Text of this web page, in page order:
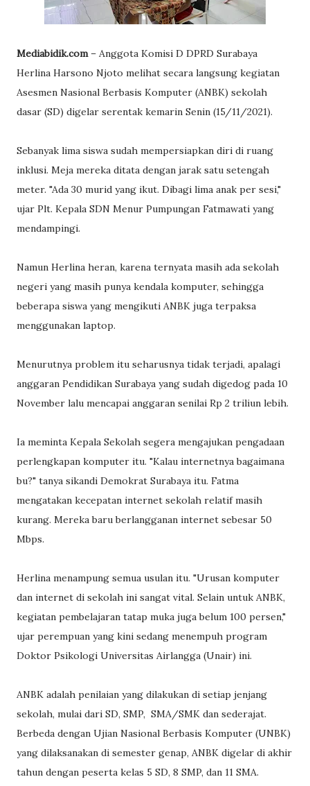
Mediabidik.com– Anggota Komisi D DPRD Surabaya
Herlina Harsono Njoto melihat secara langsung kegiatan
Asesmen Nasional Berbasis Komputer (ANBK) sekolah
dasar (SD) digelar serentak kemarin Senin (15/11/2021).
Sebanyak lima siswa sudah mempersiapkan diri di ruang
inklusi. Meja mereka ditata dengan jarak satu setengah
meter. "Ada 30 murid yang ikut. Dibagi lima anak per sesi,"
ujar Plt. Kepala SDN Menur Pumpungan Fatmawati yang
mendampingi.
Namun Herlina heran, karena ternyata masih ada sekolah
negeri yang masih punya kendala komputer, sehingga
beberapa siswa yang mengikuti ANBK juga terpaksa
menggunakan laptop.
Menurutnya problem itu seharusnya tidak terjadi, apalagi
anggaran Pendidikan Surabaya yang sudah digedog pada 10
November lalu mencapai anggaran senilai Rp 2 triliun lebih.
Ia meminta Kepala Sekolah segera mengajukan pengadaan
perlengkapan komputer itu. "Kalau internetnya bagaimana
bu?" tanya sikandi Demokrat Surabaya itu. Fatma
mengatakan kecepatan internet sekolah relatif masih
kurang. Mereka baru berlangganan internet sebesar 50
Mbps.
Herlina menampung semua usulan itu. "Urusan komputer
dan internet di sekolah ini sangat vital. Selain untuk ANBK,
kegiatan pembelajaran tatap muka juga belum 100 persen,"
ujar perempuan yang kini sedang menempuh program
Doktor Psikologi Universitas Airlangga (Unair) ini.
ANBK adalah penilaian yang dilakukan di setiap jenjang
sekolah, mulai dari SD, SMP, SMA/SMK dan sederajat.
Berbeda dengan Ujian Nasional Berbasis Komputer (UNBK)
yang dilaksanakan di semester genap, ANBK digelar di akhir
tahun dengan peserta kelas 5 SD, 8 SMP, dan 11 SMA.